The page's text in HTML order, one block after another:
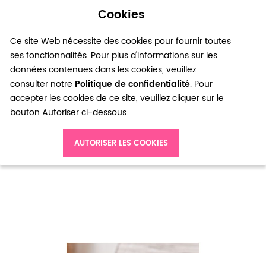
Cookies
Ce site Web nécessite des cookies pour fournir toutes
ses fonctionnalités. Pour plus d'informations sur les
données contenues dans les cookies, veuillez
consulter notre Politique de confidentialité. Pour
accepter les cookies de ce site, veuillez cliquer sur le
bouton Autoriser ci-dessous.
AUTORISER LES COOKIES
0
Connecteur Rond 22mm Rouage Complexe Argent vieilli x 8